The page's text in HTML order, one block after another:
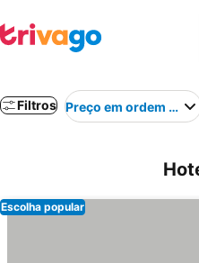
Filtros Preço em ordem
Escolha popular